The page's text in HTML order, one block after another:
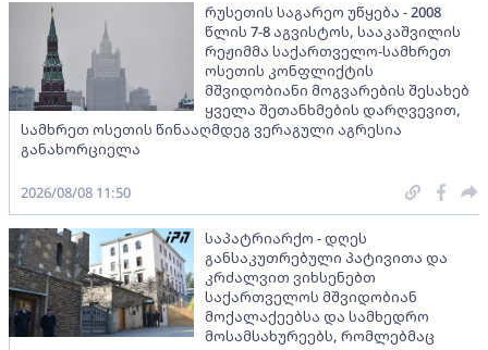
რუსეთის საგარეო უწყება - 2008
წლის 7-8 აგვისტოს, სააკაშვილის
რეჟიმმა საქართველო-სამხრეთ
ოსეთის კონფლიქტის
მშვიდობიანი მოგვარების შესახებ
ყველა შეთანხმების დარღვევით,
სამხრეთ ოსეთის წინააღმდეგ ვერაგული აგრესია
განახორციელა
2026/08/08 11:50
საპატრიარქო - დღეს
განსაკუთრებული პატივითა და
კრძალვით ვიხსენებთ
საქართველოს მშვიდობიან
მოქალაქეებსა და სამხედრო
მოსამსახურეებს, რომლებმაც